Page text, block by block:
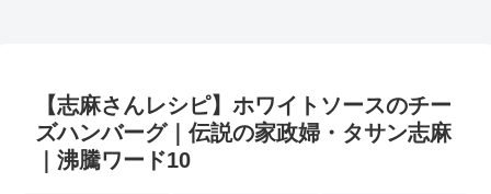
【志麻さんレシピ】ホワイトソースのチー
ズハンバーグ｜伝説の家政婦・タサン志麻
｜沸騰ワード10